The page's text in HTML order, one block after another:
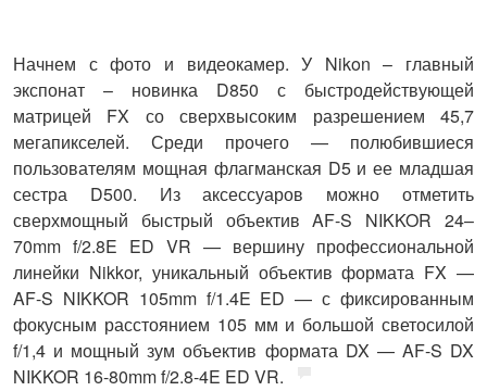
Начнем с фото и видеокамер. У Nikon – главный
экспонат – новинка D850 с быстродействующей
матрицей FX со сверхвысоким разрешением 45,7
мегапикселей. Среди прочего — полюбившиеся
пользователям мощная флагманская D5 и ее младшая
сестра D500. Из аксессуаров можно отметить
сверхмощный быстрый объектив AF-S NIKKOR 24–
70mm f/2.8E ED VR — вершину профессиональной
линейки Nikkor, уникальный объектив формата FX —
AF-S NIKKOR 105mm f/1.4E ED — с фиксированным
фокусным расстоянием 105 мм и большой светосилой
f/1,4 и мощный зум объектив формата DX — AF-S DX
NIKKOR 16-80mm f/2.8-4E ED VR.